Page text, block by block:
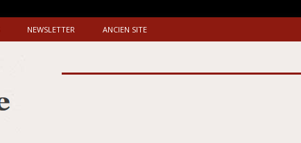
NEWSLETTER ANCIEN SITE